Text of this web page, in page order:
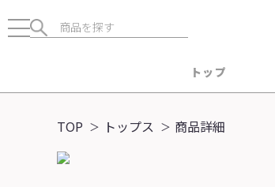
トップ
TOP トップス 商品詳細